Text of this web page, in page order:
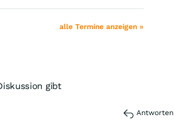
alle Termine anzeigen »
gibt
Antworten